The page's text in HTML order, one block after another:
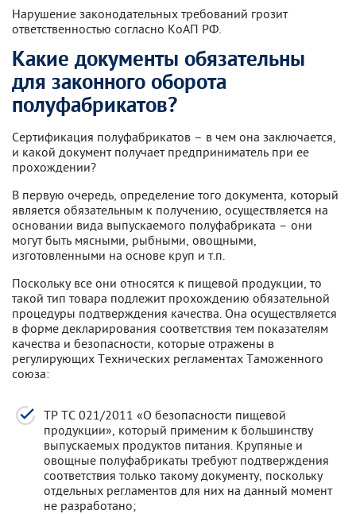
Нарушение законодательных требований грозит
ответственностью согласно КоАП РФ.
Какие документы обязательны
для законного оборота
полуфабрикатов?
Сертификация полуфабрикатов – в чем она заключается,
и какой документ получает предприниматель при ее
прохождении?
В первую очередь, определение того документа, который
является обязательным к получению, осуществляется на
основании вида выпускаемого полуфабриката – они
могут быть мясными, рыбными, овощными,
изготовленными на основе круп и т.п.
Поскольку все они относятся к пищевой продукции, то
такой тип товара подлежит прохождению обязательной
процедуры подтверждения качества. Она осуществляется
в форме декларирования соответствия тем показателям
качества и безопасности, которые отражены в
регулирующих Технических регламентах Таможенного
союза:
ТР ТС 021/2011 «О безопасности пищевой
продукции», который применим к большинству
выпускаемых продуктов питания. Крупяные и
овощные полуфабрикаты требуют подтверждения
соответствия только такому документу, поскольку
отдельных регламентов для них на данный момент
не разработано;